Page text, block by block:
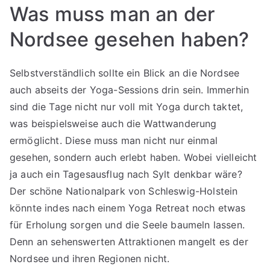
Was muss man an der
Nordsee gesehen haben?
Selbstverständlich sollte ein Blick an die Nordsee
auch abseits der Yoga-Sessions drin sein. Immerhin
sind die Tage nicht nur voll mit Yoga durch taktet,
was beispielsweise auch die Wattwanderung
ermöglicht. Diese muss man nicht nur einmal
gesehen, sondern auch erlebt haben. Wobei vielleicht
ja auch ein Tagesausflug nach Sylt denkbar wäre?
Der schöne Nationalpark von Schleswig-Holstein
könnte indes nach einem Yoga Retreat noch etwas
für Erholung sorgen und die Seele baumeln lassen.
Denn an sehenswerten Attraktionen mangelt es der
Nordsee und ihren Regionen nicht.